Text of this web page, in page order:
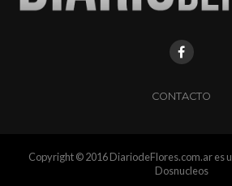
CONTACTO
Copyright © 2016 DiariodeFlores.com.ar es
Dosnucleos